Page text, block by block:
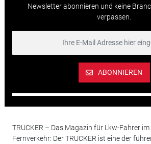
Newsletter abonnieren und keine
verpassen.
ABONNIEREN
TRUCKER – Das Magazin für Lkw-Fahrer im
Fernverkehr: Der TRUCKER ist eine der